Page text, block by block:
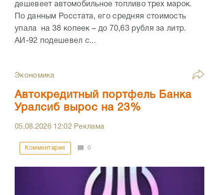
дешевеет автомобильное топливо трех марок.
По данным Росстата, его средняя стоимость
упала на 38 копеек – до 70,63 рубля за литр.
АИ-92 подешевел с...
Экономика
Автокредитный портфель Банка
Уралсиб вырос на 23%
05.08.2026 12:02Реклама
Комментарии 0